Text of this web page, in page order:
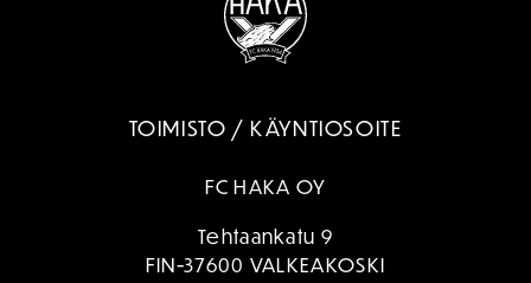
TOIMISTO / KÄYNTIOSOITE
FC HAKA OY
Tehtaankatu 9
FIN-37600 VALKEAKOSKI